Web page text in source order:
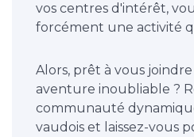
vos centres d'intérêt,
forcément une activité
Alors, prêt à vous
aventure inoubliable ?
communauté
vaudois et laissez-vous